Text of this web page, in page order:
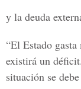
y la deuda
“El Estado
existirá un
situación se